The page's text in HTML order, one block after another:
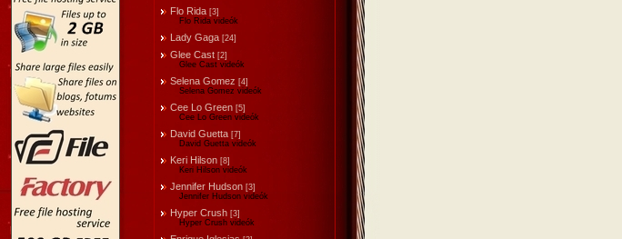
Flo Rida [3]
Flo Rida videók
Lady Gaga [24]
Glee Cast [2]
Glee Cast videók
Selena Gomez [4]
Selena Gomez videók
Cee Lo Green [5]
Cee Lo Green videók
David Guetta [7]
David Guetta videók
Keri Hilson [8]
Keri Hilson videók
Jennifer Hudson [3]
Jennifer Hudson videók
Hyper Crush [3]
Hyper Crush videók